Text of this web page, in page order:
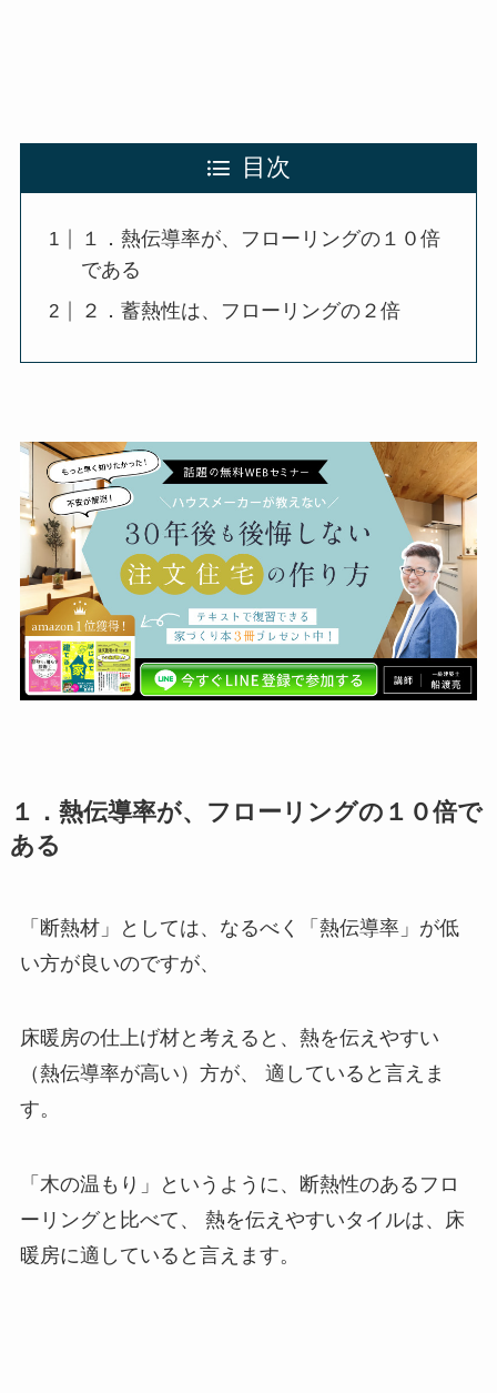
目次
１．熱伝導率が、フローリングの１０倍
である
２．蓄熱性は、フローリングの２倍
１．熱伝導率が、フローリングの１０倍で
ある
「断熱材」としては、なるべく「熱伝導率」が低
い方が良いのですが、
床暖房の仕上げ材と考えると、熱を伝えやすい
（熱伝導率が高い）方が、 適していると言えま
す。
「木の温もり」というように、断熱性のあるフロ
ーリングと比べて、 熱を伝えやすいタイルは、床
暖房に適していると言えます。